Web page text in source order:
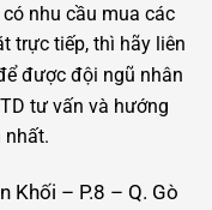
nhu cầu mua các
trực tiếp, thì hãy liên
được đội ngũ nhân
tư vấn và hướng
nhất.
Khối – P.8 – Q. Gò